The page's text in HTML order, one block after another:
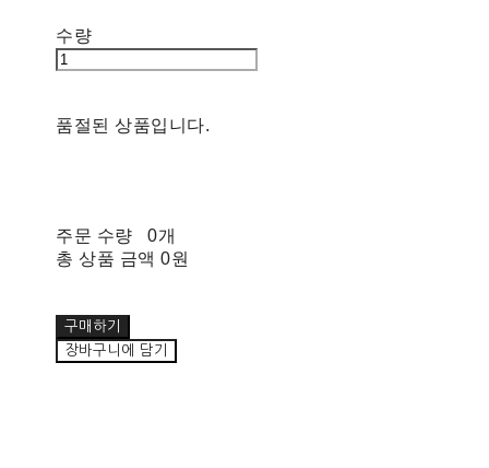
수량
품절된 상품입니다.
주문 수량
0개
총 상품 금액 0원
구매하기
장바구니에 담기